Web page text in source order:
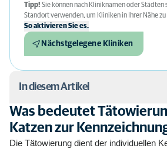
Tipp! Sie können nach Kliniknamen oder Städten
Standort verwenden, um Kliniken in Ihrer Nähe zu
So aktivieren Sie es.
Nächstgelegene Kliniken
In diesem Artikel
Was bedeutet Tätowierung von
Kennzeichnung?
Was bedeutet
Katzen zur
Die Tätowierung dient der individuellen